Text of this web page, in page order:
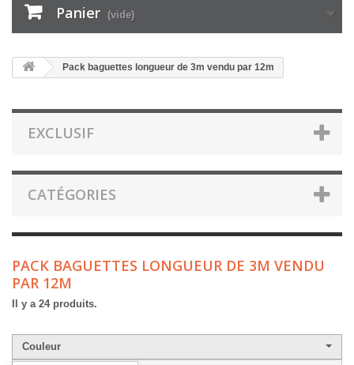
Panier (vide)
Pack baguettes longueur de 3m vendu par 12m
EXCLUSIF
CATÉGORIES
PACK BAGUETTES LONGUEUR DE 3M VENDU
PAR 12M
Il y a 24 produits.
Couleur